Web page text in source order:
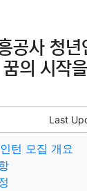
주식 암호
금융 게임
여행
공사 청
의 시작을
Last
턴 모집 개요